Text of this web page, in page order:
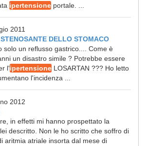
ipertensione portale. ...
2011
DELLO STOMACO
solo un reflusso gastrico.... Come è
un disastro simile ? Potrebbe essere
l'ipertensione LOSARTAN ??? Ho letto
l'incidenza ...
2012
in effetti mi hanno prospettato la
descritto. Non le ho scritto che soffro di
aritmia atriale insorta dal mese di